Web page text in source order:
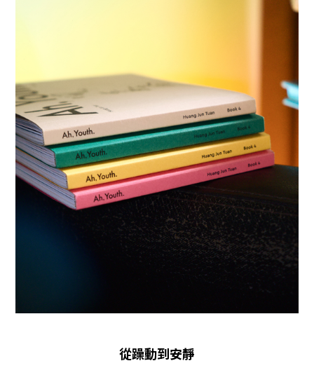
從躁動到安靜